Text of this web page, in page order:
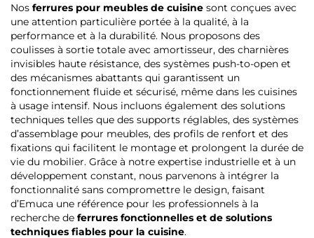
Nos ferrures pour meubles de cuisine sont conçues avec
une attention particulière portée à la qualité, à la
performance et à la durabilité. Nous proposons des
coulisses à sortie totale avec amortisseur, des charnières
invisibles haute résistance, des systèmes push-to-open et
des mécanismes abattants qui garantissent un
fonctionnement fluide et sécurisé, même dans les cuisines
à usage intensif. Nous incluons également des solutions
techniques telles que des supports réglables, des systèmes
d’assemblage pour meubles, des profils de renfort et des
fixations qui facilitent le montage et prolongent la durée de
vie du mobilier. Grâce à notre expertise industrielle et à un
développement constant, nous parvenons à intégrer la
fonctionnalité sans compromettre le design, faisant
d’Emuca une référence pour les professionnels à la
recherche de ferrures fonctionnelles et de solutions
techniques fiables pour la cuisine.